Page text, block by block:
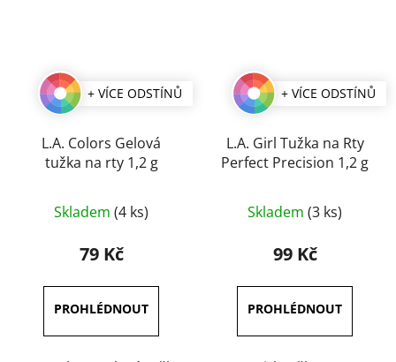
+ VÍCE ODSTÍNŮ
L.A. Colors Gelová
tužka na rty 1,2 g
hodnocení
produktu
5,0
z
5
Skladem (4 ks)
79 Kč
+ VÍCE ODSTÍNŮ
L.A. Girl Tužka na Rty
Perfect Precision 1,2 g
hodnocení
produktu
5,0
z
5
Skladem (3 ks)
99 Kč